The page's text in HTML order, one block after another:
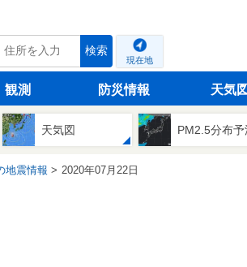
検索
現在地
観測 防災情報 天気図
天気図 PM2.5分布予
地震情報 2020年07月22日